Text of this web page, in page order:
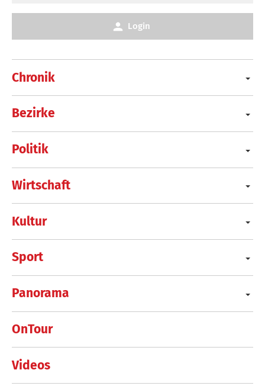
Chronik
Bezirke
Politik
Wirtschaft
Kultur
Sport
Panorama
OnTour
Videos
Login